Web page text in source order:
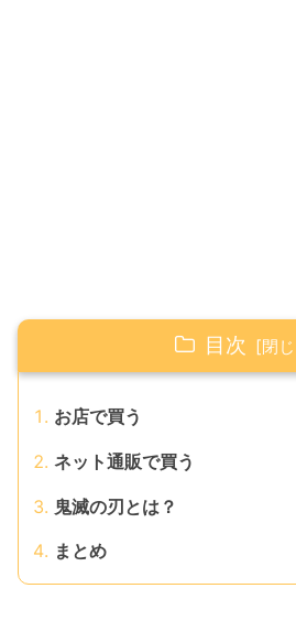
目次
お店で買う
ネット通販で買う
鬼滅の刃とは？
まとめ